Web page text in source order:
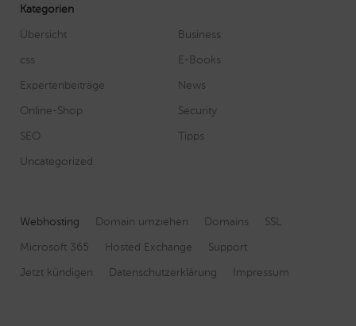
Kategorien
Übersicht
Business
css
E-Books
Expertenbeiträge
News
Online-Shop
Security
SEO
Tipps
Uncategorized
Webhosting Domain umziehen Domains
SSL
Microsoft 365
Hosted Exchange
Support
Jetzt kündigen
Datenschutzerklärung Impressum